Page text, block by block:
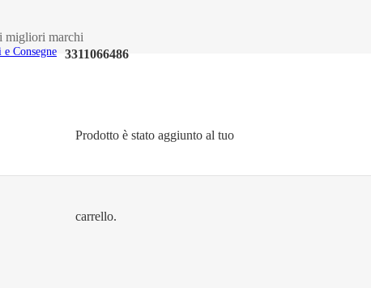
migliori marchi
Consegne 3311066486
Prodottoè stato aggiunto al tuo
carrello.